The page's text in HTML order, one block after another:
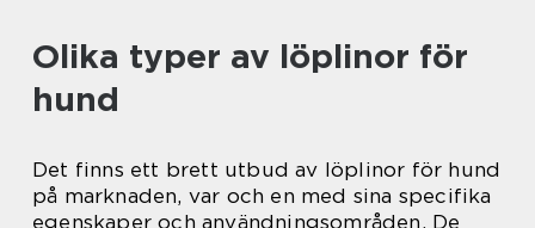
Olika typer av löplinor för
hund
Det finns ett brett utbud av löplinor för hund
på marknaden, var och en med sina specifika
egenskaper och användningsområden. De